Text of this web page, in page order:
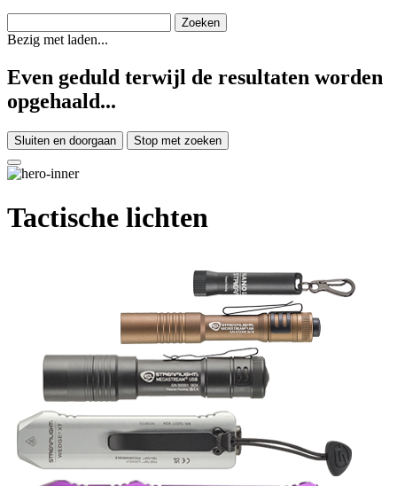
Bezig met laden...
Even geduld terwijl de resultaten worden
opgehaald...
Sluiten en doorgaan Stop met zoeken
Tactische lichten